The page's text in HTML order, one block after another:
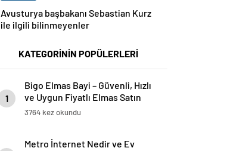
Avusturya başbakanı Sebastian Kurz
ile ilgili bilinmeyenler
KATEGORİNİN POPÜLERLERİ
1
Bigo Elmas Bayi – Güvenli, Hızlı
ve Uygun Fiyatlı Elmas Satın
Almanın Yeni Adresi
3764 kez okundu
Metro İnternet Nedir ve Ev